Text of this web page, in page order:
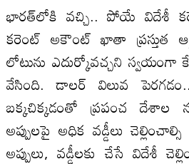
భారత్‌లోకి వచ్చి.. పోయే విదేశీ
కరెంట్‌ అకౌంట్‌ ఖాతా ప్రస్తుత
లోటును ఎదుర్కోవచ్చని స్వయంగా
వేసింది. డాలర్‌ విలువ
బక్కచిక్కడంతో ప్రపంచ దేశాల
అప్పులపై అధిక వడ్డీలు
అప్పులు, వడ్డీలకు చేసే విదేశీ